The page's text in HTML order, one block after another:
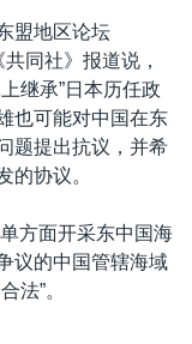
盟地区论坛
同社》报道说，
继承”日本历任政
也可能对中国在东
题提出抗议，并希
的协议。
方面开采东中国海
议的中国管辖海域
法”。